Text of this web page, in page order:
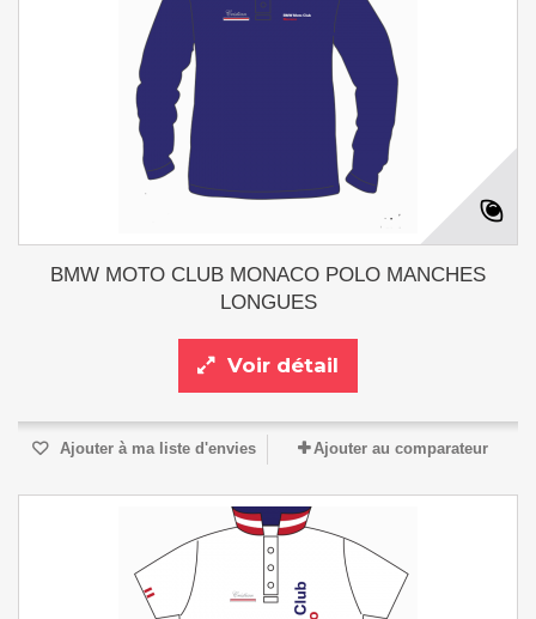
BMW MOTO CLUB MONACO POLO MANCHES
LONGUES
Voir détail
Ajouter à ma liste d'envies Ajouter au comparateur